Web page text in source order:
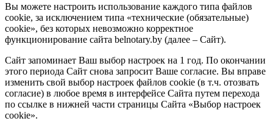
Вы можете настроить использование каждого типа файлов
cookie, за исключением типа «технические (обязательные)
cookie», без которых невозможно корректное
функционирование сайта belnotary.by (далее – Сайт).
Сайт запоминает Ваш выбор настроек на 1 год. По окончании
этого периода Сайт снова запросит Ваше согласие. Вы вправе
изменить свой выбор настроек файлов cookie (в т.ч. отозвать
согласие) в любое время в интерфейсе Сайта путем перехода
по ссылке в нижней части страницы Сайта «Выбор настроек
cookie».